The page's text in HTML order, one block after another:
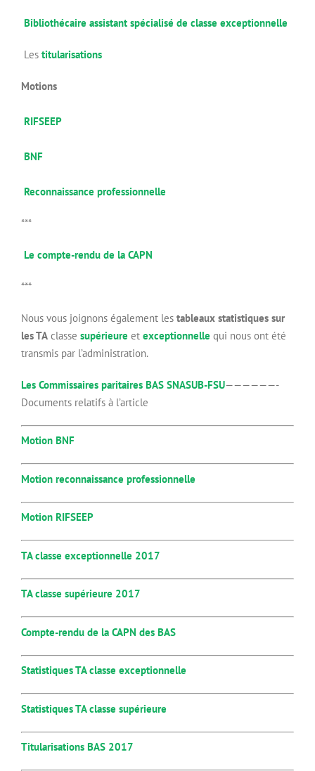
Bibliothécaire assistant spécialisé de classe exceptionnelle
Les titularisations
Motions
RIFSEEP
BNF
Reconnaissance professionnelle
***
Le compte-rendu de la CAPN
***
Nous vous joignons également les tableaux statistiques sur
les TA classe supérieure et exceptionnelle qui nous ont été
transmis par l’administration.
Les Commissaires paritaires BAS SNASUB-FSU——————-
Documents relatifs à l’article
Motion BNF
Motion reconnaissance professionnelle
Motion RIFSEEP
TA classe exceptionnelle 2017
TA classe supérieure 2017
Compte-rendu de la CAPN des BAS
Statistiques TA classe exceptionnelle
Statistiques TA classe supérieure
Titularisations BAS 2017